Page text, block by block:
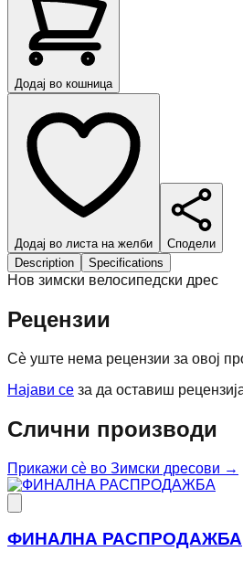
Додај во кошница
Додај во листа на желби
Сподели
Description
Specifications
Нов зимски велосипедски дрес
Рецензии
Сè уште нема рецензии за овој
Најави се за да оставиш
Слични производи
Прикажи сè во Зимски дресови →
ФИНАЛНА РАСПРОДАЖБА